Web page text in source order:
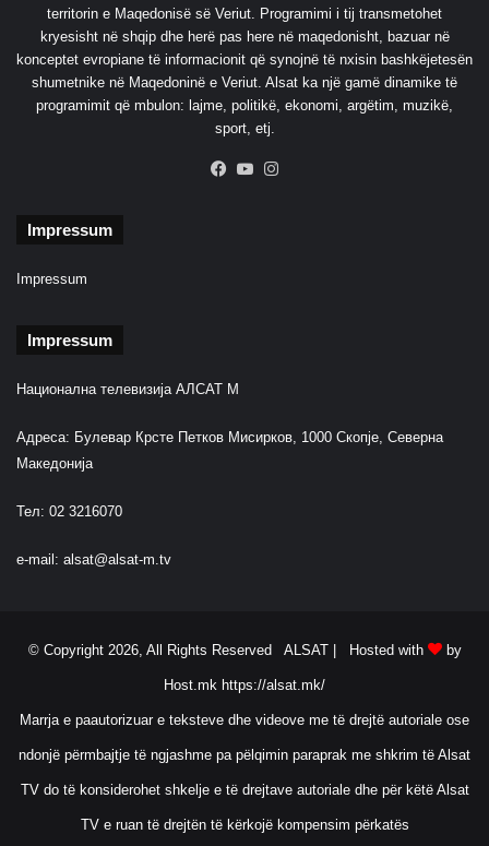
territorin e Maqedonisë së Veriut. Programimi i tij transmetohet
kryesisht në shqip dhe herë pas here në maqedonisht, bazuar në
konceptet evropiane të informacionit që synojnë të nxisin bashkëjetesën
shumetnike në Maqedoninë e Veriut. Alsat ka një gamë dinamike të
programimit që mbulon: lajme, politikë, ekonomi, argëtim, muzikë,
sport, etj.
Facebook
YouTube
Impressum
Impressum
Impressum
Национална телевизија АЛСАТ М
Адреса: Булевар Крсте Петков Мисирков, 1000 Скопје, Северна
Македонија
Тел: 02 3216070
e-mail: alsat@alsat-m.tv
© Copyright 2026, All Rights Reserved ALSAT | Hosted with by
Host.mk https://alsat.mk/
Marrja e paautorizuar e teksteve dhe videove me të drejtë autoriale ose
ndonjë përmbajtje të ngjashme pa pëlqimin paraprak me shkrim të Alsat
TV do të konsiderohet shkelje e të drejtave autoriale dhe për këtë Alsat
TV e ruan të drejtën të kërkojë kompensim përkatës